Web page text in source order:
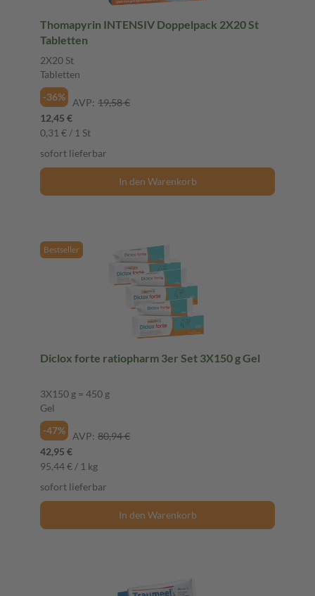
Thomapyrin INTENSIV Doppelpack 2X20 St
Tabletten
2X20 St
Tabletten
-36%
AVP: 19,58 €
12,45 €
0,31 € / 1 St
sofort lieferbar
In den Warenkorb
Bestseller
Diclox forte ratiopharm 3er Set 3X150 g Gel
3X150 g = 450 g
Gel
-47%
AVP: 80,94 €
42,95 €
95,44 € / 1 kg
sofort lieferbar
In den Warenkorb